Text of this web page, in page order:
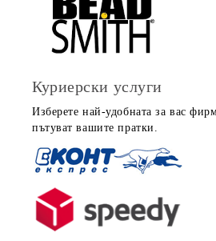
Куриерски услуги
Изберете най-удобната за вас
пътуват вашите пратки.